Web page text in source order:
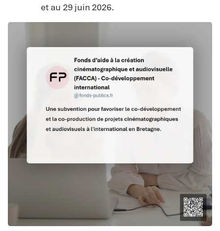
et au 29 juin 2026.